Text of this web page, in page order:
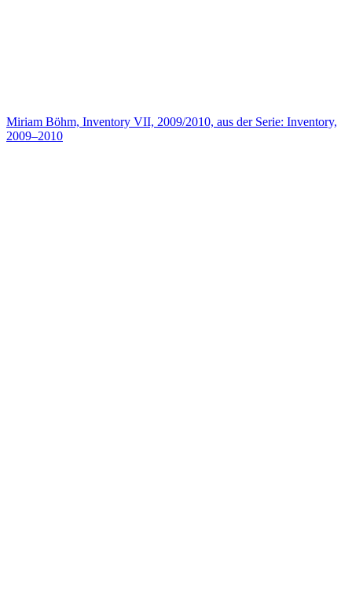
Miriam Böhm, Inventory VII, 2009/2010, aus der Serie: Inventory,
2009–2010